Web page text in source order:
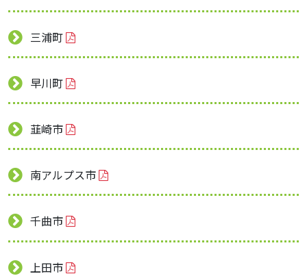
三浦町
早川町
韮崎市
南アルプス市
千曲市
上田市